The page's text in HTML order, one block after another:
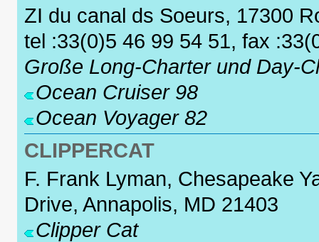
ZI du canal ds Soeurs, 17300
tel :33(0)5 46 99 54 51, fax
Große Long-Charter und Day-
Ocean Cruiser 98
Ocean Voyager 82
CLIPPERCAT
F. Frank Lyman, Chesapeake
Drive, Annapolis, MD 21403
Clipper Cat